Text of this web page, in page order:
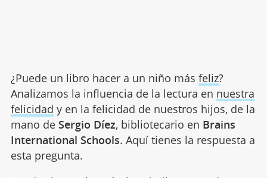
¿Puede un libro hacer a un niño más feliz?
Analizamos la influencia de la lectura en nuestra
felicidad y en la felicidad de nuestros hijos, de la
mano de Sergio Díez, bibliotecario en Brains
International Schools. Aquí tienes la respuesta a
esta pregunta.